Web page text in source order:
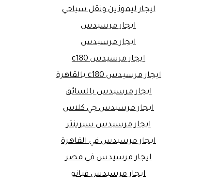
ايجار ليموزين ونقل سياحي
ايجار مرسيدس
ايجار مرسيدس
ايجار مرسيدس c180
ايجار مرسيدس c180 بالقاهرة
ايجار مرسيدس بالسائق
ايجار مرسيدس جي كلاس
ايجار مرسيدس سبرينتر
ايجار مرسيدس في القاهرة
ايجار مرسيدس في مصر
ايجار مرسيدس فيانو